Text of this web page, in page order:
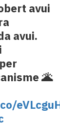
avui
avui.
per
🌋